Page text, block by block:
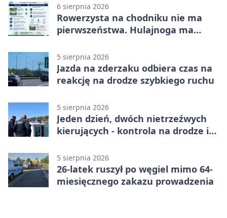
6 sierpnia 2026
Rowerzysta na chodniku nie ma
pierwszeństwa. Hulajnoga ma
5 sierpnia 2026
Jazda na zderzaku odbiera czas na
reakcję na drodze szybkiego ruchu
5 sierpnia 2026
Jeden dzień, dwóch nietrzeźwych
kierujących - kontrola na drodze i
5 sierpnia 2026
26-latek ruszył po węgiel mimo 64-
miesięcznego zakazu prowadzenia